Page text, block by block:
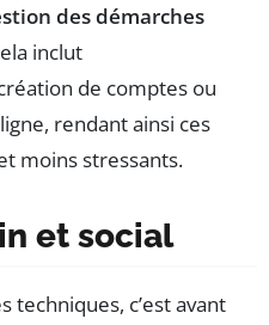
des démarches
inclut
de comptes ou
rendant ainsi ces
moins stressants.
et social
techniques, c’est avant